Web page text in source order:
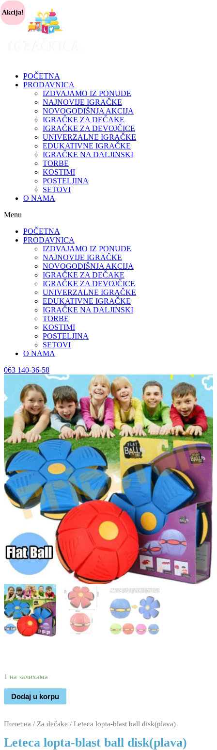
POČETNA
PRODAVNICA
IZDVAJAMO IZ PONUDE
NAJNOVIJE IGRAČKE
NOVOGODIŠNJA AKCIJA
IGRAČKE ZA DEČAKE
IGRAČKE ZA DEVOJČICE
UNIVERZALNE IGRAČKE
EDUKATIVNE IGRAČKE
IGRAČKE NA DALJINSKI
TORBE
KOSTIMI
POSTELJINA
SETOVI
O NAMA
Menu
POČETNA
PRODAVNICA
IZDVAJAMO IZ PONUDE
NAJNOVIJE IGRAČKE
NOVOGODIŠNJA AKCIJA
IGRAČKE ZA DEČAKE
IGRAČKE ZA DEVOJČICE
UNIVERZALNE IGRAČKE
EDUKATIVNE IGRAČKE
IGRAČKE NA DALJINSKI
TORBE
KOSTIMI
POSTELJINA
SETOVI
O NAMA
063 140-36-58
Akcija!
1 на залихама
Dodaj u korpu
Почетна / Za dečake / Leteca lopta-blast ball disk(plava)
Leteca lopta-blast ball disk(plava)